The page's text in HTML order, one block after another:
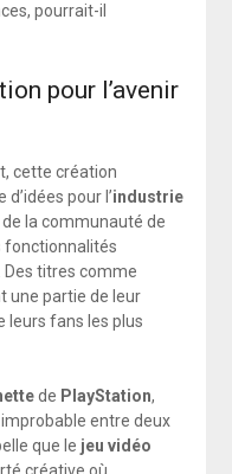
pourrait-il
pour l’avenir
cette création
pour l’industrie
la communauté de
fonctionnalités
Des titres comme
une partie de leur
leurs fans les plus
de PlayStation,
entre deux
que le jeu vidéo